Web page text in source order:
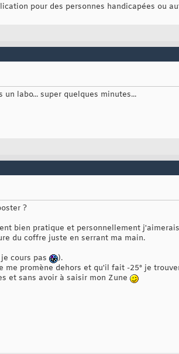
pour des personnes handicapées ou
labo... super quelques minutes...
?
bien pratique et personnellement
du coffre juste en serrant ma main.
cours pas
).
me promène dehors et qu'il fait -25° je
et sans avoir à saisir mon Zune